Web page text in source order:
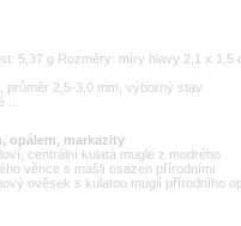
5,37 g Rozměry: míry hlavy 2,1 x 1,5
2,5-3,0 mm, výborný stav
opálem, markazity
centrální kulatá mugle z modrého
věnce s mašlí osazen přírodními
ověsek s kulatou muglí přírodního